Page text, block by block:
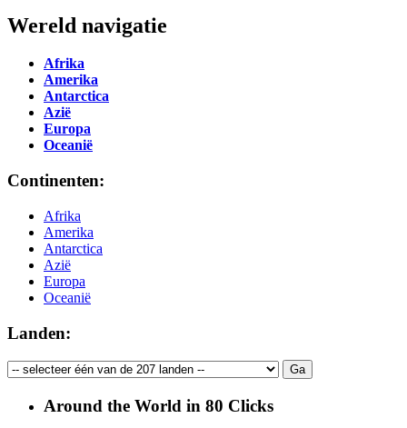
Wereld navigatie
Afrika
Amerika
Antarctica
Azië
Europa
Oceanië
Continenten:
Afrika
Amerika
Antarctica
Azië
Europa
Oceanië
Landen:
Around the World in 80 Clicks